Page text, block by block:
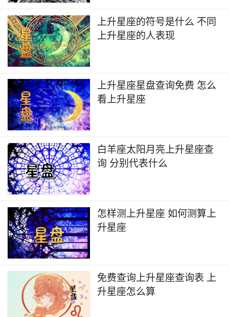
上升星座的符号是什么 不同
上升星座的人表现
上升星座星盘查询免费 怎么
看上升星座
白羊座太阳月亮上升星座查
询 分别代表什么
怎样测上升星座 如何测算上
升星座
免费查询上升星座查询表 上
升星座怎么算